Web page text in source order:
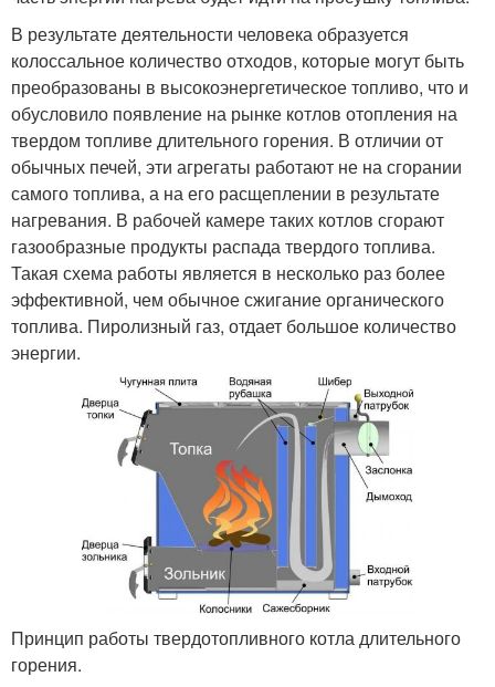
В результате деятельности человека образуется
колоссальное количество отходов, которые могут быть
преобразованы в высокоэнергетическое топливо, что и
обусловило появление на рынке котлов отопления на
твердом топливе длительного горения. В отличии от
обычных печей, эти агрегаты работают не на сгорании
самого топлива, а на его расщеплении в результате
нагревания. В рабочей камере таких котлов сгорают
газообразные продукты распада твердого топлива.
Такая схема работы является в несколько раз более
эффективной, чем обычное сжигание органического
топлива. Пиролизный газ, отдает большое количество
энергии.
Принцип работы твердотопливного котла длительного
горения.